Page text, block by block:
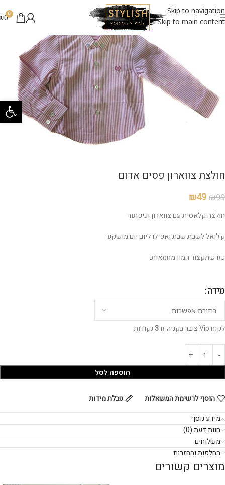
Skip to navigation
Skip to main content
0
0
SALE - ₪49
חולצת צווארון פסים אדום
₪99
₪49
חולצה קלאסית עם צווארון וכיפתור
קז'ואל לשבת שבת ואפילו ליום יום מושקע
כזו שתקצור המון מחמאות.
מידה
לקוח Vip צובר בקניה זו 3נקודות
הוספה לסל
הוסף לרשימת המשאלות
טבלת מידות
מידע נוסף
חוות דעת (0)
משלוחים
החלפות והחזרות
מוצרים קשורים
פתח